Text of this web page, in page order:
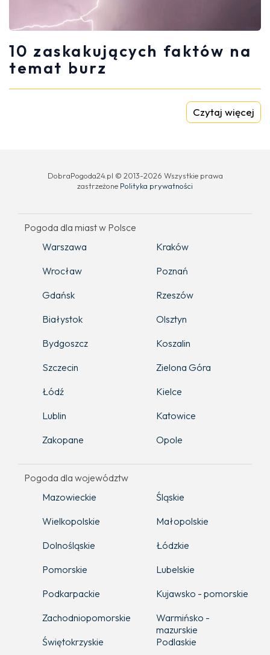
10 zaskakujących faktów na
temat burz
Czytaj więcej
DobraPogoda24.pl © 2013-2026 Wszystkie prawa
zastrzeżone Polityka prywatności
Pogoda dla miast w Polsce
Warszawa
Kraków
Wrocław
Poznań
Gdańsk
Rzeszów
Białystok
Olsztyn
Bydgoszcz
Koszalin
Szczecin
Zielona Góra
Łódź
Kielce
Lublin
Katowice
Zakopane
Opole
Pogoda dla województw
Mazowieckie
Śląskie
Wielkopolskie
Małopolskie
Dolnośląskie
Łódzkie
Pomorskie
Lubelskie
Podkarpackie
Kujawsko - pomorskie
Zachodniopomorskie
Warmińsko -
mazurskie
Świętokrzyskie
Podlaskie